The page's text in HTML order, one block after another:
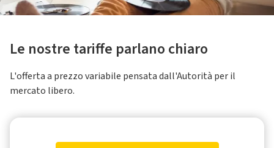
Le nostre tariffe parlano chiaro
L'offerta a prezzo variabile pensata dall'Autorità per il
mercato libero.